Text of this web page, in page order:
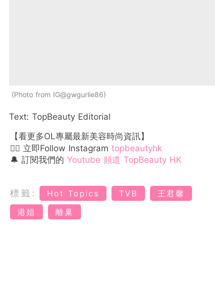
Photo from IG@gwgurlie86
Text: TopBeauty Editorial
【看更多OL專屬最新美容時尚資訊】
👉🏻 立即Follow Instagram topbeautyhk
🔔 訂閱我們的 Youtube 頻道 TopBeauty HK
標籤: Hot Topics TVB
王君馨
港姐
離巢